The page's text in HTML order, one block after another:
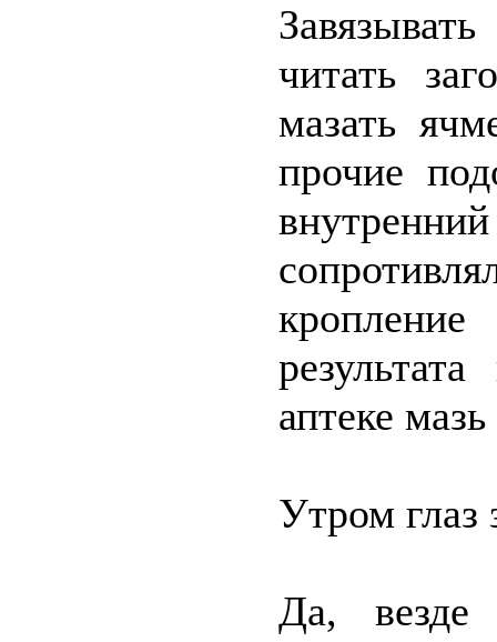
читать
мазать
прочие
аптеке
Утром
Да, везде